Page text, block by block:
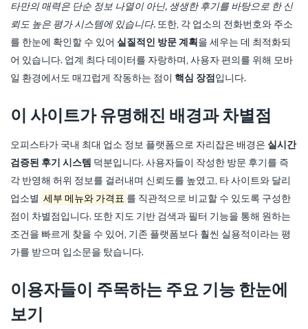
타만의 매력은 단순 정보 나열이 아닌, 생생한 후기를 바탕으로 한 신
뢰도 높은 평가 시스템에 있습니다. 또한, 각 업소의 전화번호와 주소
를 한눈에 확인할 수 있어 실질적인 방문 계획 을 세우는 데 최적화되
어 있습니다. 업계 최다 데이터를 자랑하며, 사용자 편의를 위해 모바
일 환경에서도 매끄럽게 작동하는 점이 핵심 장점 입니다.
이 사이트가 유명해진 배경과 차별점
오피스타가 국내 최대 업소 정보 플랫폼으로 자리잡은 배경은 실시간
검증된 후기 시스템 덕분입니다. 사용자들이 작성한 방문 후기를 즉
각 반영해 허위 정보를 걸러내며 신뢰도를 높였고, 타 사이트와 달리
업소별 세부 메뉴와 가격표 를 직관적으로 비교할 수 있도록 구성한
점이 차별점입니다. 또한 지도 기반 검색과 필터 기능을 통해 원하는
조건을 빠르게 찾을 수 있어, 기존 플랫폼보다 훨씬 실용적이라는 평
가를 받으며 입소문을 탔습니다.
이용자들이 주목하는 주요 기능 한눈에
보기